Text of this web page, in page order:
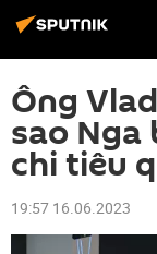
Ông
sao Nga
chi tiêu
19:57 16.06.2023